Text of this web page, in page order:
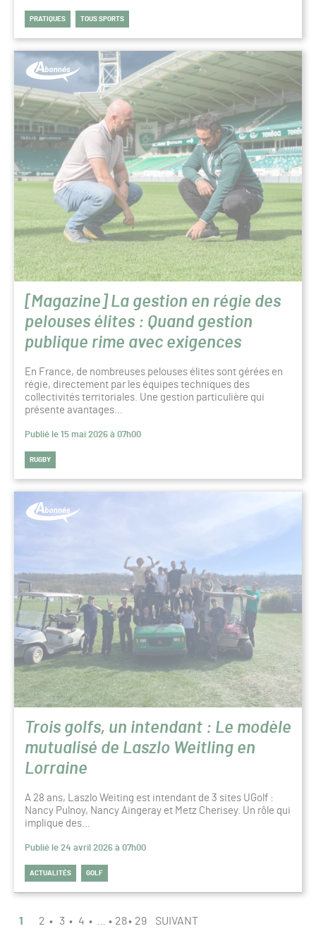
PRATIQUES TOUS SPORTS
[Magazine] La gestion en régie des
pelouses élites : Quand gestion
publique rime avec exigences
En France, de nombreuses pelouses élites sont gérées en
régie, directement par les équipes techniques des
collectivités territoriales. Une gestion particulière qui
présente avantages…
Publié le 15 mai 2026 à 07h00
RUGBY
Trois golfs, un intendant : Le modèle
mutualisé de Laszlo Weitling en
Lorraine
A 28 ans, Laszlo Weiting est intendant de 3 sites UGolf :
Nancy Pulnoy, Nancy Aingeray et Metz Cherisey. Un rôle qui
implique des…
Publié le 24 avril 2026 à 07h00
ACTUALITÉS GOLF
PAGINATION
PAGE
1 2 3 4 … 28 29 SUIVANT